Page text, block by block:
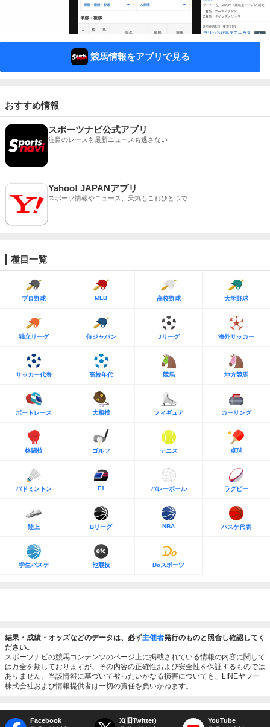
競馬情報をアプリで見る
おすすめ情報
スポーツナビ公式アプリ
注目のレースも最新ニュースも逃さない
Yahoo! JAPANアプリ
スポーツ情報やニュース、天気もこれひとつで
種目一覧
プロ野球 MLB 高校野球 大学野球
独立リーグ 侍ジャパン Jリーグ 海外サッカー
サッカー代表 高校年代 競馬 地方競馬
ボートレース 大相撲 フィギュア カーリング
格闘技 ゴルフ テニス 卓球
バドミントン F1 バレーボール ラグビー
陸上 Bリーグ NBA バスケ代表
学生バスケ 他競技 Doスポーツ
結果・成績・オッズなどのデータは、必ず主催者発行のものと照合し確認してく
ださい。
スポーツナビの競馬コンテンツのページ上に掲載されている情報の内容に関して
は万全を期しておりますが、その内容の正確性および安全性を保証するものでは
ありません。当該情報に基づいて被ったいかなる損害についても、LINEヤフー
株式会社および情報提供者は一切の責任を負いかねます。
Facebook X(旧Twitter) YouTube